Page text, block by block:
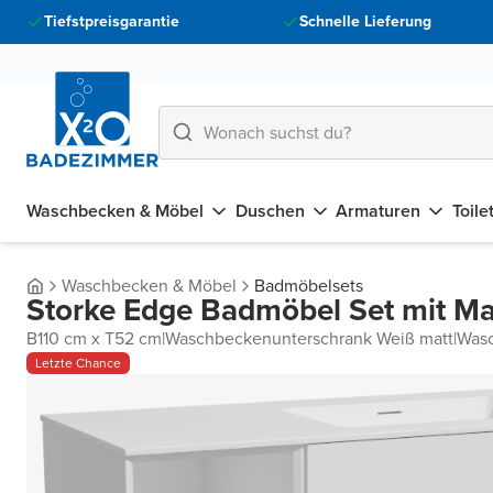
Tiefstpreisgarantie Schnelle Lieferung
Waschbecken & Möbel Duschen Armaturen
Waschbecken & Möbel Badmöbelsets
Storke Edge Badmöbel Set mit
B110 cm x T52 cm|Waschbeckenunterschrank Weiß matt|
Letzte Chance